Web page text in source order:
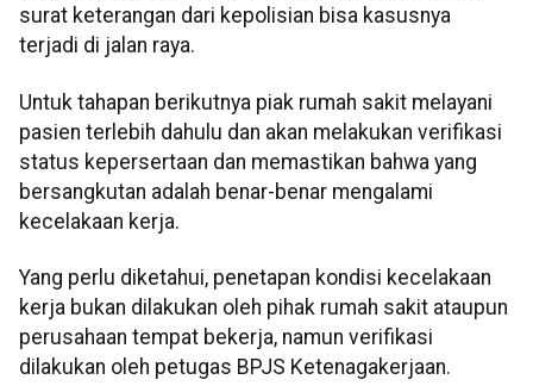
surat keterangan dari kepolisian bisa kasusnya
terjadi di jalan raya.
Untuk tahapan berikutnya piak rumah sakit melayani
pasien terlebih dahulu dan akan melakukan verifikasi
status kepersertaan dan memastikan bahwa yang
bersangkutan adalah benar-benar mengalami
kecelakaan kerja.
Yang perlu diketahui, penetapan kondisi kecelakaan
kerja bukan dilakukan oleh pihak rumah sakit ataupun
perusahaan tempat bekerja, namun verifikasi
dilakukan oleh petugas BPJS Ketenagakerjaan.